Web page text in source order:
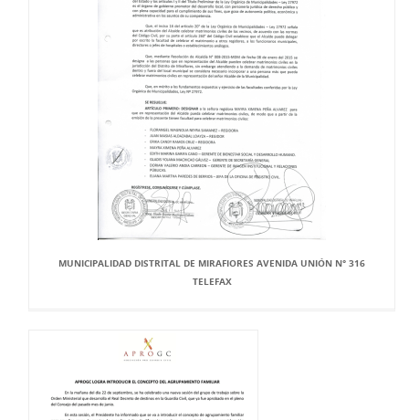
MUNICIPALIDAD DISTRITAL DE MIRAFIORES AVENIDA UNIÓN N° 316
TELEFAX